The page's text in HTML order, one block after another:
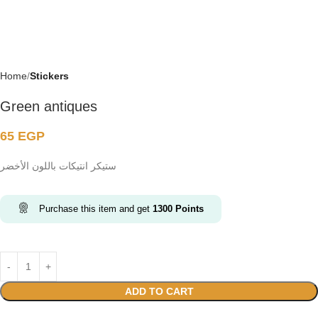
Home Stickers
Green antiques
65 EGP
ستيكر انتيكات باللون الأخضر
Purchase this item and get 1300 Points
ADD TO CART